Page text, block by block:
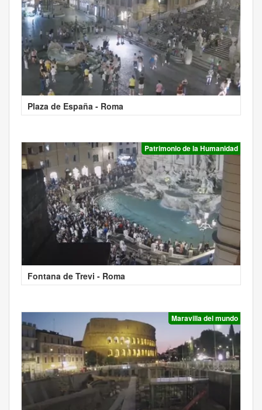
Plaza de España - Roma
Patrimonio de la Humanidad
Fontana de Trevi - Roma
Maravilla del mundo